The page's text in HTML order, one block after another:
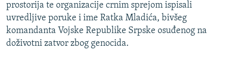
prostorija te organizacije crnim sprejom ispisali
uvredljive poruke i ime Ratka Mladića, bivšeg
komandanta Vojske Republike Srpske osuđenog na
doživotni zatvor zbog genocida.